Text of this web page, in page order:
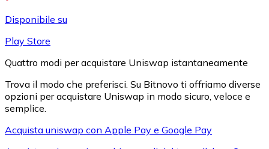
Disponibile su
Play Store
Quattro modi per acquistare Uniswap istantaneamente
Trova il modo che preferisci. Su Bitnovo ti offriamo diverse
opzioni per acquistare Uniswap in modo sicuro, veloce e
semplice.
Acquista uniswap con Apple Pay e Google Pay